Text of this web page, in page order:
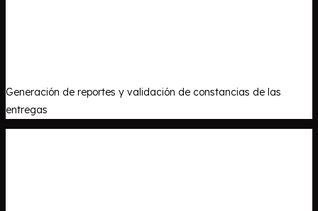
Generación de reportes y validación de constancias de las
entregas